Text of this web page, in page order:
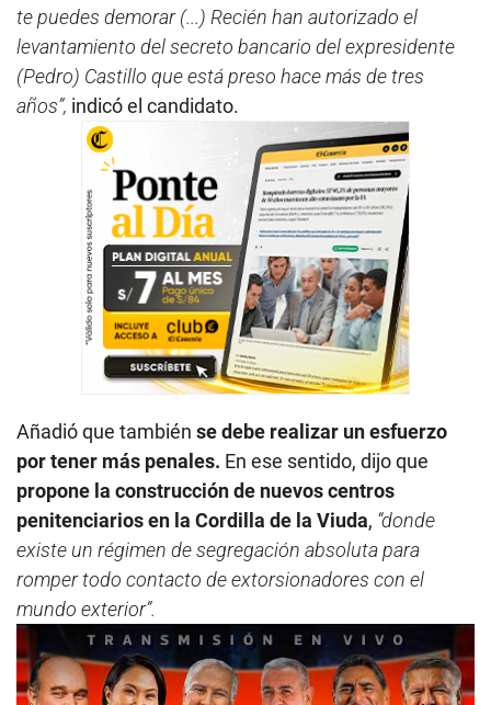
te puedes demorar (...) Recién han autorizado el
levantamiento del secreto bancario del expresidente
(Pedro) Castillo que está preso hace más de tres
años”, indicó el candidato.
Añadió que también se debe realizar un esfuerzo
por tener más penales. En ese sentido, dijo que
propone la construcción de nuevos centros
penitenciarios en la Cordilla de la Viuda, “donde
existe un régimen de segregación absoluta para
romper todo contacto de extorsionadores con el
mundo exterior”.